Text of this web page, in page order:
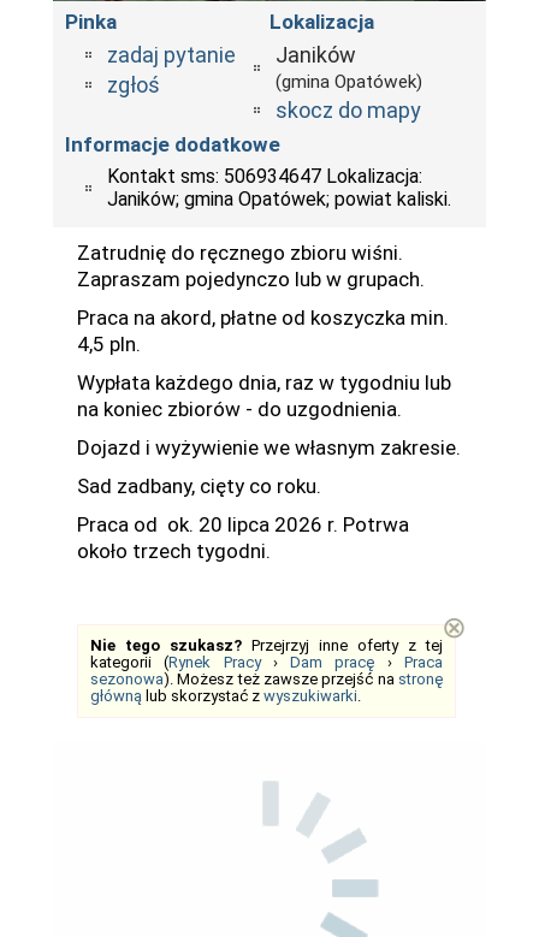
Pinka
zadaj pytanie
zgłoś
Lokalizacja
Janików
(gmina Opatówek)
skocz do mapy
Informacje dodatkowe
Kontakt sms: 506934647 Lokalizacja:
Janików; gmina Opatówek; powiat kaliski.
Zatrudnię do ręcznego zbioru wiśni.
Zapraszam pojedynczo lub w grupach.
Praca na akord, płatne od koszyczka min.
4,5 pln.
Wypłata każdego dnia, raz w tygodniu lub
na koniec zbiorów - do uzgodnienia.
Dojazd i wyżywienie we własnym zakresie.
Sad zadbany, cięty co roku.
Praca od ok. 20 lipca 2026 r. Potrwa
około trzech tygodni.
Nie tego szukasz? Przejrzyj inne oferty z tej
kategorii (Rynek Pracy›Dam pracę ›Praca
sezonowa). Możesz też zawsze przejść na stronę
główną lub skorzystać z wyszukiwarki.
⊗